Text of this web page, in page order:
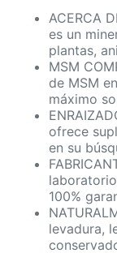
ACERCA
es un
plantas,
MSM
de MSM
máximo
ofrece
en su
100%
levadura,